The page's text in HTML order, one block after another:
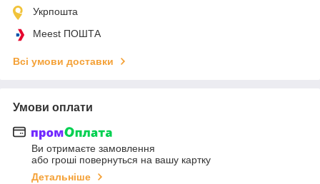
Укрпошта
Meest ПОШТА
Всі умови доставки
Умови оплати
Ви отримаєте замовлення
або гроші повернуться на вашу картку
Детальніше